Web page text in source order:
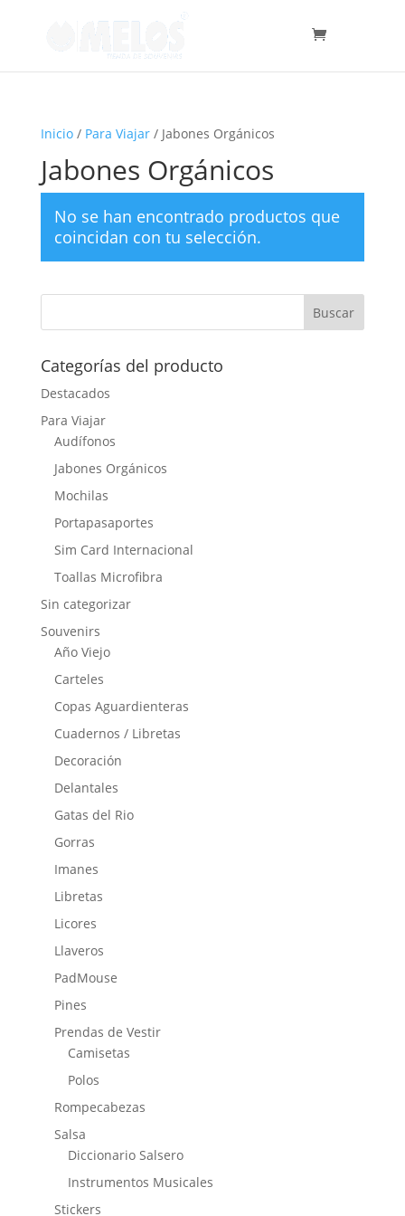
Inicio/ Para Viajar/ Jabones Orgánicos
Jabones Orgánicos
No se han encontrado productos que
coincidan con tu selección.
Categorías del producto
Destacados
Para Viajar
Audífonos
Jabones Orgánicos
Mochilas
Portapasaportes
Sim Card Internacional
Toallas Microfibra
Sin categorizar
Souvenirs
Año Viejo
Carteles
Copas Aguardienteras
Cuadernos / Libretas
Decoración
Delantales
Gatas del Rio
Gorras
Imanes
Libretas
Licores
Llaveros
PadMouse
Pines
Prendas de Vestir
Camisetas
Polos
Rompecabezas
Salsa
Diccionario Salsero
Instrumentos Musicales
Stickers